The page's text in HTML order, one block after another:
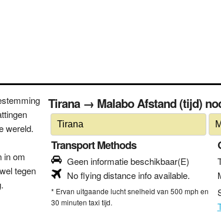
wereld.
in om
tegen
Tirana → Malabo Afstand (tijd)
Transport Methods
Geen informatie beschikbaar(E)
No flying distance info available.
* Ervan uitgaande lucht snelheid van 500 mph en
30 minuten taxi tijd.